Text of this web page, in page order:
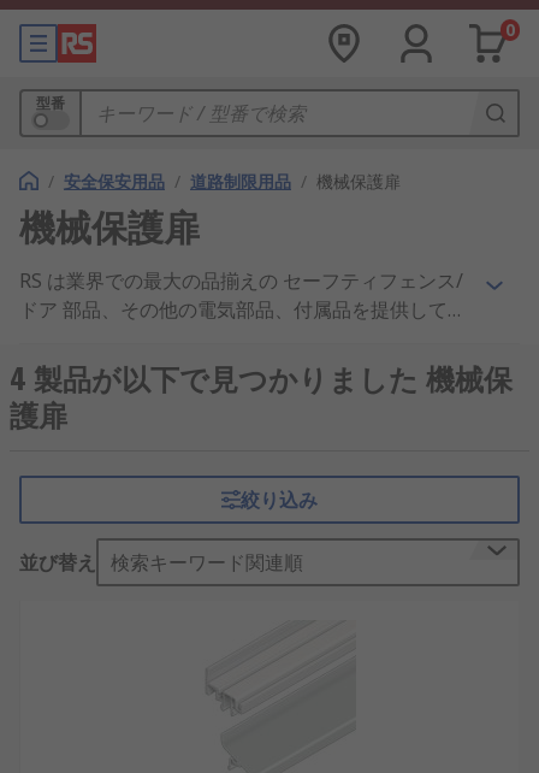
0
型番
/ 安全保安用品 / 道路制限用品 / 機械保護扉
機械保護扉
RS は業界での最大の品揃えの セーフティフェンス/
ドア 部品、その他の電気部品、付属品を提供してい
の製品、優れたカスタマーサービスで、セーフティ
フェンス/ドア、エッジプロテクタデバイス および
ソレノイドインターロックスイッチ 製品の企業への
す。 RSオンラインでは幅広いラインアップからセ
ーフティフェンス/ドア製品がご購入いただけます。
セーフティフェンス/ドアの検索結果からさらに絞り
込みを行い、アル
4 製品が以下で見つかりました 機械保
護扉
絞り込み
並び替え 検索キーワード関連順